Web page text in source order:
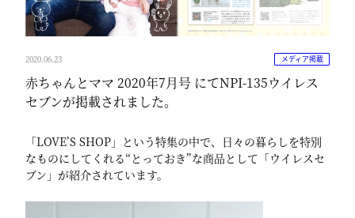
2020.06.23 メディア掲載
赤ちゃんとママ 2020年7月号 にてNPI-135ウイレス
セブンが掲載されました。
「LOVE’S SHOP」という特集の中で、日々の暮らしを特別
なものにしてくれる“とっておき”な商品として「ウイレスセ
ブン」が紹介されています。